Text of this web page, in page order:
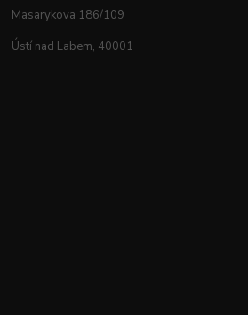
Masarykova 186/109
Ústí nad Labem, 40001